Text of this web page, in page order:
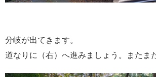
分岐が出てきます。
道なりに（右）へ進みましょう。またま